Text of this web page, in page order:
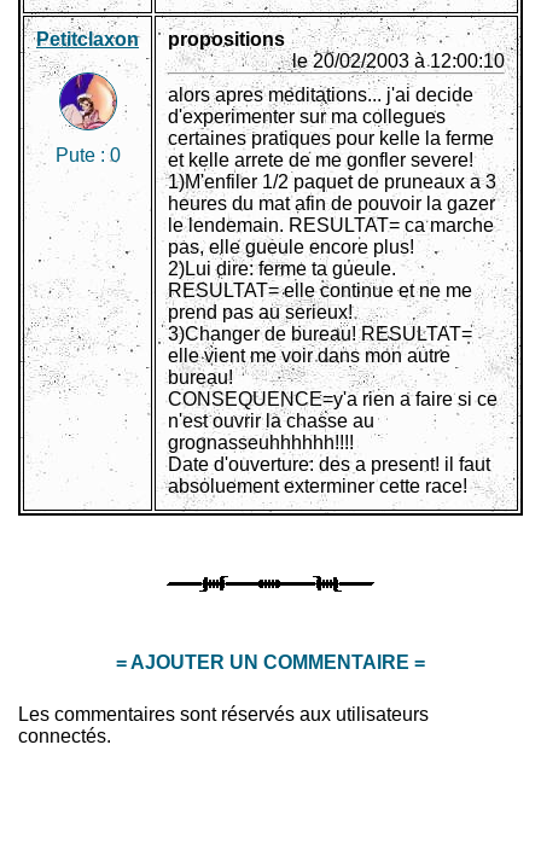
Petitclaxon
Pute : 0
propositions
le 20/02/2003 à 12:00:10
alors apres meditations... j'ai decide
d'experimenter sur ma collegues
certaines pratiques pour kelle la ferme
et kelle arrete de me gonfler severe!
1)M'enfiler 1/2 paquet de pruneaux a 3
heures du mat afin de pouvoir la gazer
le lendemain. RESULTAT= ca marche
pas, elle gueule encore plus!
2)Lui dire: ferme ta gueule.
RESULTAT= elle continue et ne me
prend pas au serieux!
3)Changer de bureau! RESULTAT=
elle vient me voir dans mon autre
bureau!
CONSEQUENCE=y'a rien a faire si ce
n'est ouvrir la chasse au
grognasseuhhhhhh!!!!
Date d'ouverture: des a present! il faut
absoluement exterminer cette race!
= AJOUTER UN COMMENTAIRE =
Les commentaires sont réservés aux utilisateurs
connectés.